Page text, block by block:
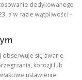
dedykowanego
a w razie wątpliwości –
obserwuje się awarie
korozji lub
ustawienie